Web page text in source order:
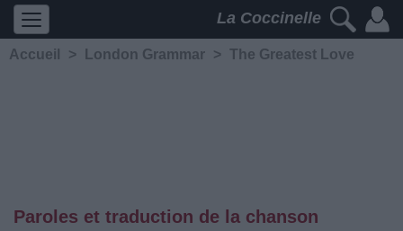
La Coccinelle
Accueil > London Grammar > The Greatest Love
Paroles et traduction de la chanson